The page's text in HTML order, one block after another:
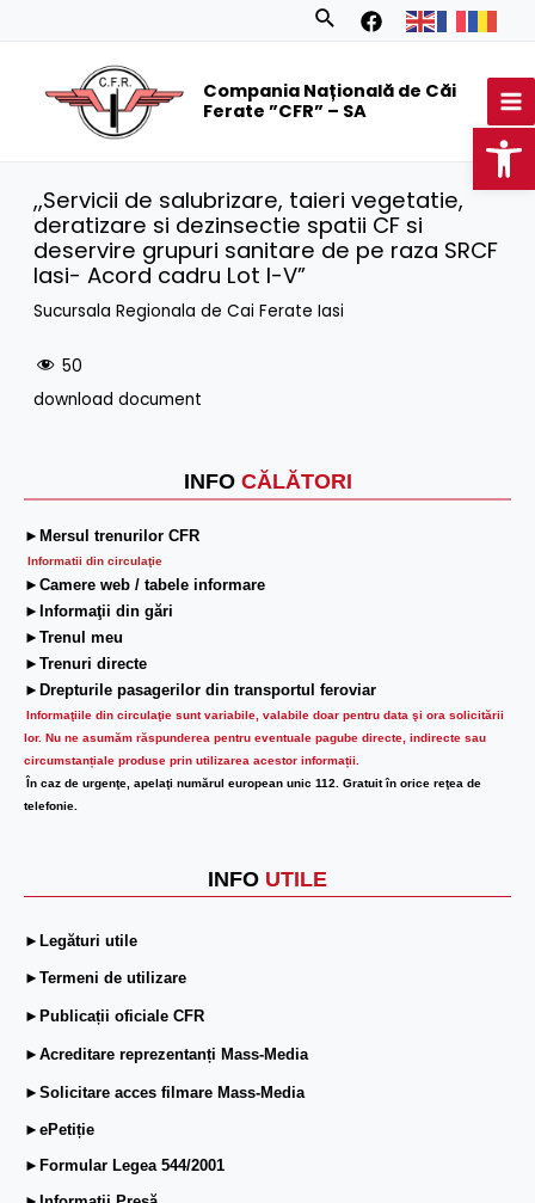
Search
Compania Națională de Căi
Ferate ”CFR” – SA
INFO CĂLĂTORI
►Mersul trenurilor CFR
Informatii din circulaţie
►Camere web / tabele informare
►Informaţii din gări
►Trenul meu
►Trenuri directe
►Drepturile pasagerilor din transportul feroviar
Informaţiile din circulaţie sunt variabile, valabile doar pentru data şi ora solicitării
lor. Nu ne asumăm răspunderea pentru eventuale pagube directe, indirecte sau
circumstanțiale produse prin utilizarea acestor informații.
În caz de urgenţe, apelaţi numărul european unic 112. Gratuit în orice reţea de
telefonie.
INFO UTILE
►Legături utile
►Termeni de utilizare
►Publicații oficiale CFR
►Acreditare reprezentanți Mass-Media
►Solicitare acces filmare Mass-Media
►ePetiție
►Formular Legea 544/2001
,,Servicii de salubrizare, taieri vegetatie,
deratizare si dezinsectie spatii CF si
deservire grupuri sanitare de pe raza SRCF
Iasi- Acord cadru Lot I-V”
Sucursala Regionala de Cai Ferate Iasi
50
download document